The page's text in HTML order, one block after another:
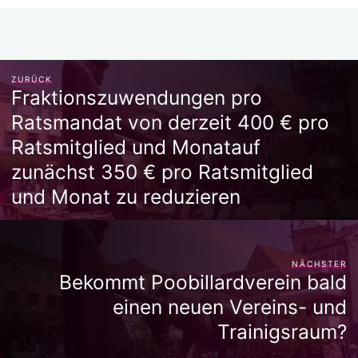
o
k
g
er
p
at
k
ZURÜCK
Fraktionszuwendungen pro
Ratsmandat von derzeit 400 € pro
Ratsmitglied und Monatauf
zunächst 350 € pro Ratsmitglied
und Monat zu reduzieren
NÄCHSTER
Bekommt Poobillardverein bald
einen neuen Vereins- und
Trainigsraum?